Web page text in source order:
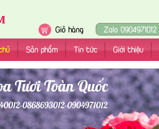
Giỏ hàng Zalo 0904971012
Sản phẩm Tin tức Giới thiệu